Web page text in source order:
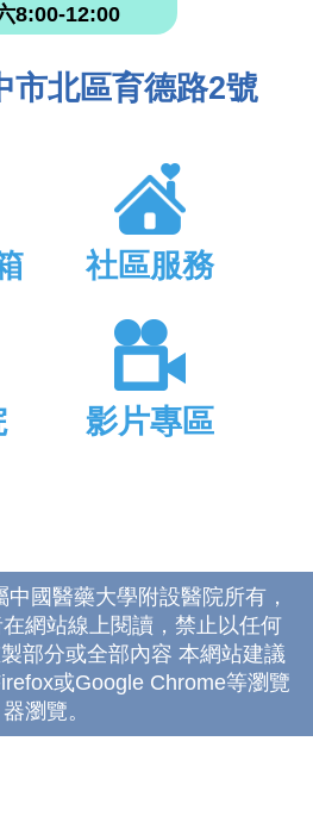
8:00-12:00
市北區育德路2號
社區服務
影片專區
國醫藥大學附設醫院所有，
網站線上閱讀，禁止以任何
部分或全部內容 本網站建議
或Google Chrome等瀏覽
器瀏覽。